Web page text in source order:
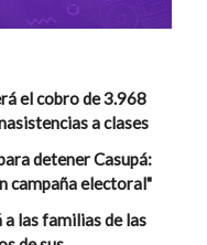
el cobro de 3.968
a clases
detener Casupá:
campaña electoral"
las familias de las